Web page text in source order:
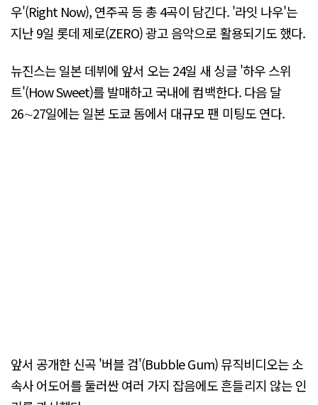
우'(Right Now), 연주곡 등 총 4곡이 담긴다. '라잇 나우'는
지난 9일 롯데 제로(ZERO) 광고 음악으로 활용되기도 했다.
뉴진스는 일본 데뷔에 앞서 오는 24일 새 싱글 '하우 스위
트'(How Sweet)를 발매하고 국내에 컴백한다. 다음 달
26∼27일에는 일본 도쿄 돔에서 대규모 팬 미팅도 연다.
앞서 공개한 신곡 '버블 검'(Bubble Gum) 뮤직비디오는 소
속사 어도어를 둘러싼 여러 가지 잡음에도 흔들리지 않는 인